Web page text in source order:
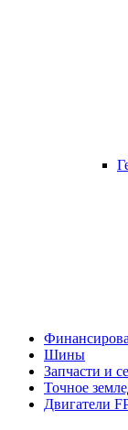
Шины
Запчасти и
Точное
Двигатели